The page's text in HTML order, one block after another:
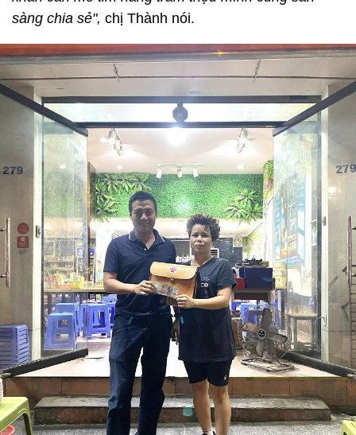
sàng chia sẻ", chị Thành nói.